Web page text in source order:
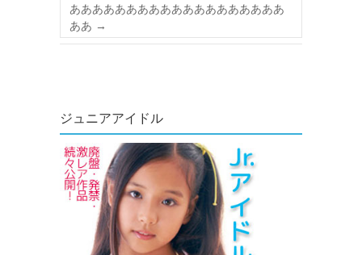
あああああああああああああああああああ
ああ →
ジュニアアイドル